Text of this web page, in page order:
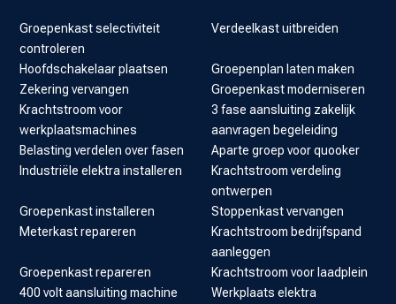
Groepenkast selectiviteit
controleren
Verdeelkast uitbreiden
Hoofdschakelaar plaatsen
Groepenplan laten maken
Zekering vervangen
Groepenkast moderniseren
Krachtstroom voor
werkplaatsmachines
3 fase aansluiting zakelijk
aanvragen begeleiding
Belasting verdelen over fasen
Aparte groep voor quooker
Industriële elektra installeren
Krachtstroom verdeling
ontwerpen
Groepenkast installeren
Stoppenkast vervangen
Meterkast repareren
Krachtstroom bedrijfspand
aanleggen
Groepenkast repareren
Krachtstroom voor laadplein
400 volt aansluiting machine
Werkplaats elektra